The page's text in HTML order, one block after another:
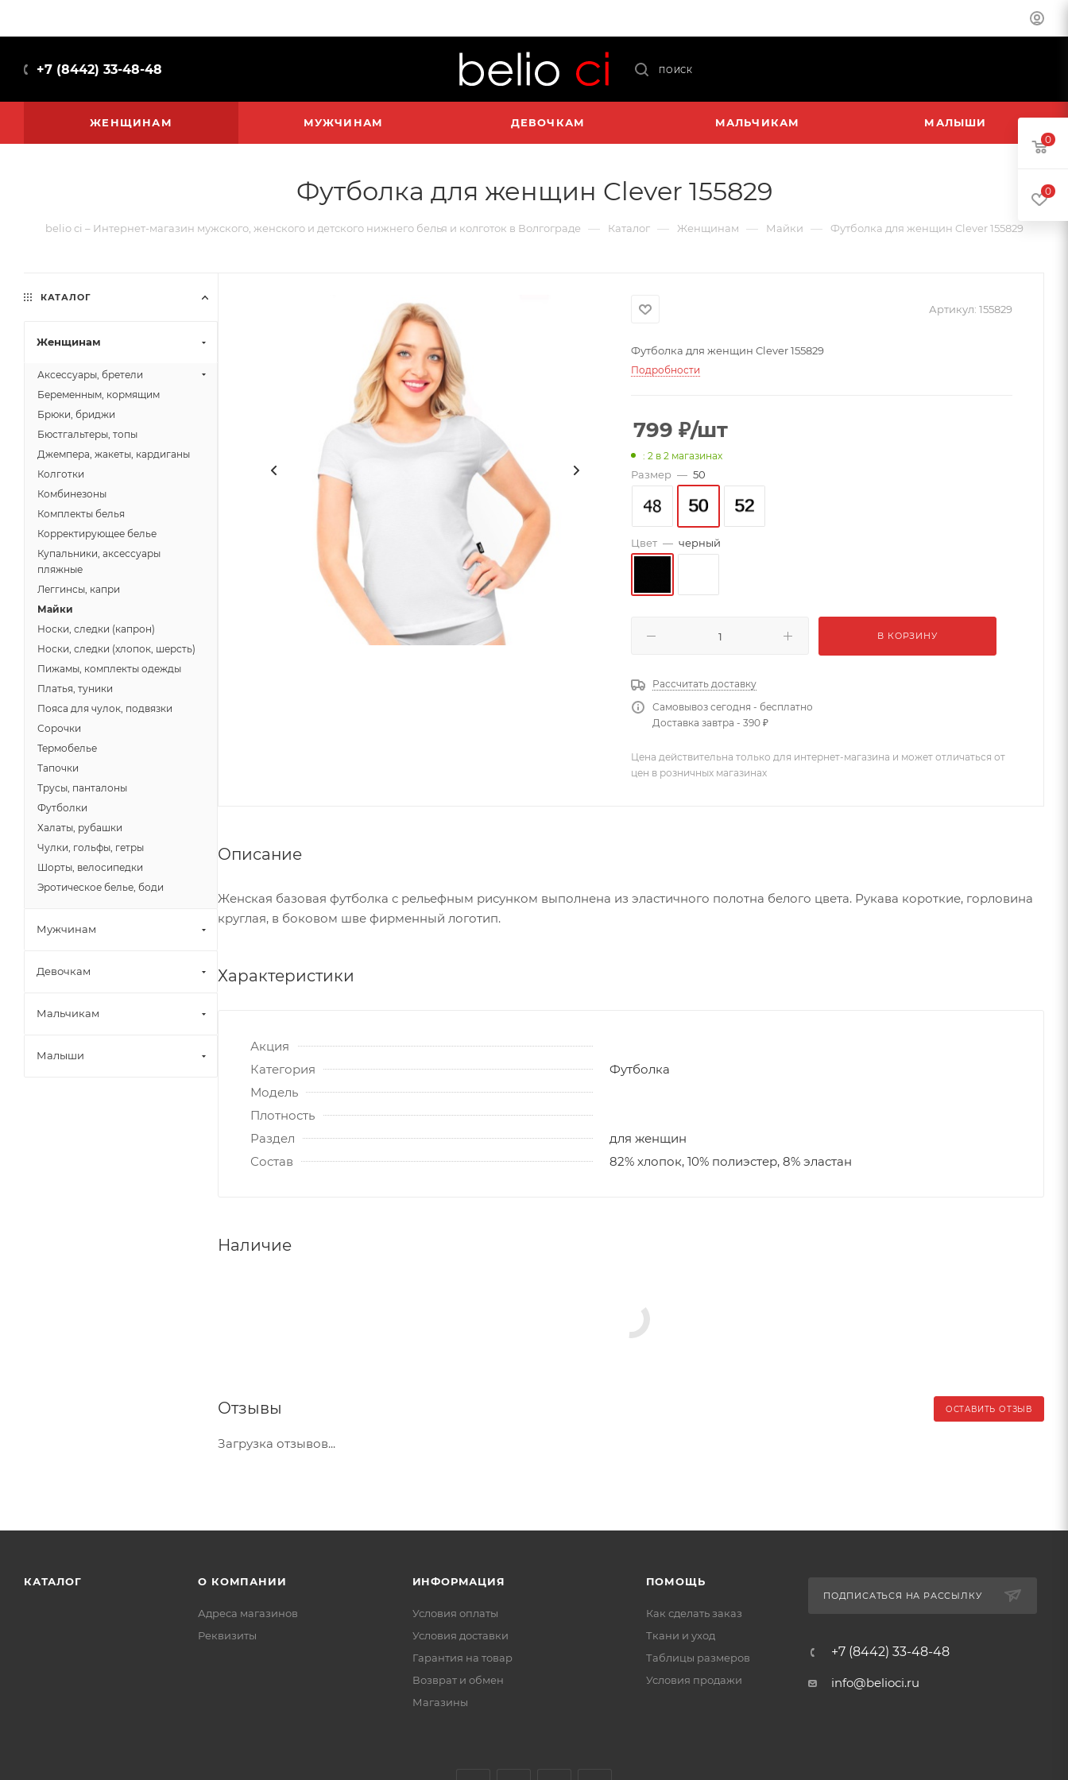
+7 (8442) 33-48-48 ПОИСК
ЖЕНЩИНАМ МУЖЧИНАМ ДЕВОЧКАМ МАЛЬЧИКАМ МАЛЫШИ
Футболка для женщин Clever 155829
belio ci – Интернет-магазин мужского, женского и детского нижнего белья и колготок в Волгограде — Каталог — Женщинам — Майки — Футболка для женщин Clever 155829
Артикул: 155829
Футболка для женщин Clever 155829
Подробности
799 ₽/шт
: 2 в 2 магазинах
Размер — 50
Цвет — черный
В КОРЗИНУ
Рассчитать доставку
Самовывоз сегодня - бесплатно
Доставка завтра - 390 ₽
Цена действительна только для интернет-магазина и может отличаться от
цен в розничных магазинах
Описание
Женская базовая футболка с рельефным рисунком выполнена из эластичного полотна белого цвета. Рукава короткие, горловина
круглая, в боковом шве фирменный логотип.
Характеристики
Акция
Категория
Футболка
Модель
Плотность
Раздел
для женщин
Состав
82% хлопок, 10% полиэстер, 8% эластан
Наличие
Отзывы ОСТАВИТЬ ОТЗЫВ
Загрузка отзывов...
КАТАЛОГ
Женщинам
Аксессуары, бретели
Беременным, кормящим
Брюки, бриджи
Бюстгальтеры, топы
Джемпера, жакеты, кардиганы
Колготки
Комбинезоны
Комплекты белья
Корректирующее белье
Купальники, аксессуары
пляжные
Леггинсы, капри
Майки
Носки, следки (капрон)
Носки, следки (хлопок, шерсть)
Пижамы, комплекты одежды
Платья, туники
Пояса для чулок, подвязки
Сорочки
Термобелье
Тапочки
Трусы, панталоны
Футболки
Халаты, рубашки
Чулки, гольфы, гетры
Шорты, велосипедки
Эротическое белье, боди
Мужчинам
Девочкам
Мальчикам
Малыши
КАТАЛОГ О КОМПАНИИ
Адреса магазинов
Реквизиты
ИНФОРМАЦИЯ
Условия оплаты
Условия доставки
Гарантия на товар
Возврат и обмен
Магазины
ПОМОЩЬ
Как сделать заказ
Ткани и уход
Таблицы размеров
Условия продажи
ПОДПИСАТЬСЯ НА РАССЫЛКУ
+7 (8442) 33-48-48
info@belioci.ru
0
0